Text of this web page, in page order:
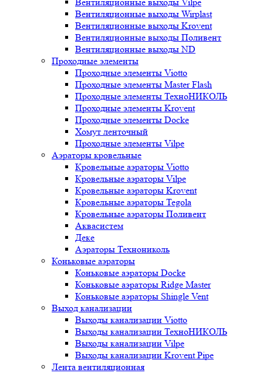
Вентиляционные выходы Wirplast
Вентиляционные выходы Krovent
Вентиляционные выходы Поливент
Вентиляционные выходы ND
Проходные элементы
Проходные элементы Viotto
Проходные элементы Master Flash
Проходные элементы ТехноНИКОЛЬ
Проходные элементы Krovent
Проходные элементы Docke
Хомут ленточный
Проходные элементы Vilpe
Аэраторы кровельные
Кровельные аэраторы Viotto
Кровельные аэраторы Vilpe
Кровельные аэраторы Krovent
Кровельные аэраторы Tegola
Кровельные аэраторы Поливент
Аквасистем
Деке
Аэраторы Технониколь
Коньковые аэраторы
Коньковые аэраторы Docke
Коньковые аэраторы Ridge Master
Коньковые аэраторы Shingle Vent
Выход канализации
Выходы канализации Viotto
Выходы канализации ТехноНИКОЛЬ
Выходы канализации Vilpe
Выходы канализации Krovent Pipe
Лента вентиляционная